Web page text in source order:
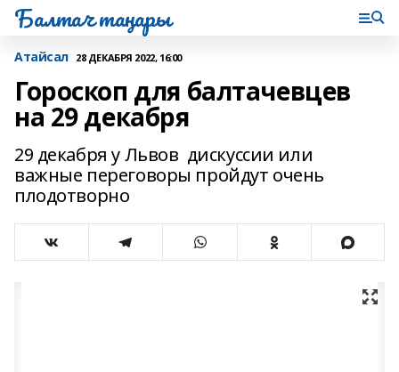
Балтач таңнары
Атайсал 28 ДЕКАБРЯ 2022, 16:00
Гороскоп для балтачевцев
на 29 декабря
29 декабря у Львов дискуссии или
важные переговоры пройдут очень
плодотворно